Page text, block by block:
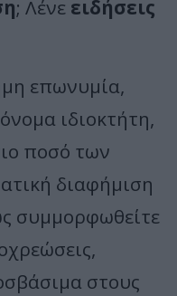
; Λένε ειδήσεις
επωνυμία,
ιδιοκτήτη,
ποσό των
διαφήμιση
συμμορφωθείτε
στους